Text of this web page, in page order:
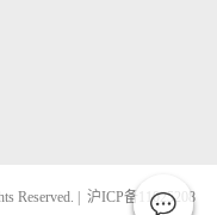
Reserved. | 沪ICP备11025208